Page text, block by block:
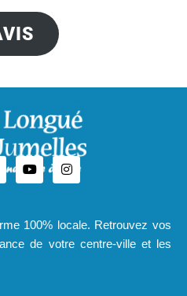
100% locale. Retrouvez vos
de votre centre-ville et les